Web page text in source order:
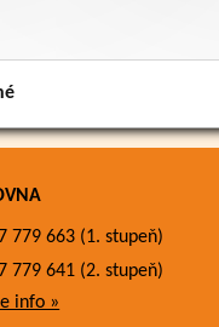
779 663 (1. stupeň)
779 641 (2. stupeň)
info »